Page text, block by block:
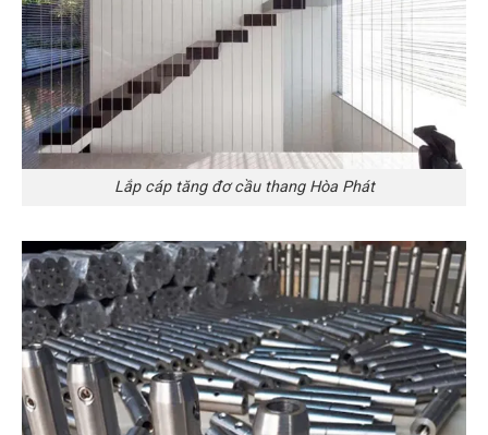
Lắp cáp tăng đơ cầu thang Hòa Phát